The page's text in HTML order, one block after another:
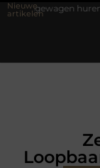
Nieuwe
artikelen
Kies de juiste